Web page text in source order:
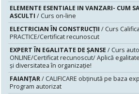
ELEMENTE ESENTIALE IN VANZARI- CUM
ASCULTI / Curs on-line
ELECTRICIAN ÎN CONSTRUCȚII / Curs
PRACTICE/Certificat recunoscut
EXPERT ÎN EGALITATE DE ȘANSE / Curs
ONLINE/Certificat recunoscut/ Aplică
și diversitatea în organizație!
FAIANŢAR/ CALIFICARE obținută pe baza
Program autorizat